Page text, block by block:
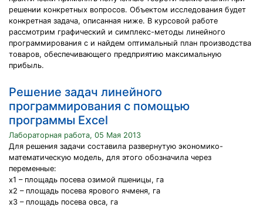
решении конкретных вопросов. Объектом исследования будет
конкретная задача, описанная ниже. В курсовой работе
рассмотрим графический и симплекс-методы линейного
программирования с и найдем оптимальный план производства
товаров, обеспечивающего предприятию максимальную
прибыль.
Решение задач линейного
программирования с помощью
программы Excel
Лабораторная работа, 05 Мая 2013
Для решения задачи составила развернутую экономико-
математическую модель, для этого обозначила через
переменные:
x1 – площадь посева озимой пшеницы, га
x2 – площадь посева ярового ячменя, га
x3 – площадь посева овса, га